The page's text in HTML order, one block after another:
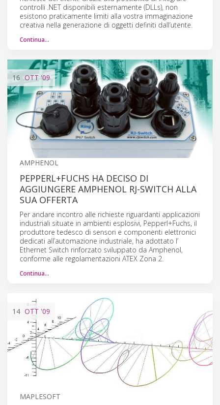
controlli .NET disponibili esternamente (DLLs), non
esistono praticamente limiti alla vostra immaginazione
creativa nella generazione di oggetti definiti dall’utente.
Continua…
16 OTT '09
AMPHENOL
PEPPERL+FUCHS HA DECISO DI
AGGIUNGERE AMPHENOL RJ-SWITCH ALLA
SUA OFFERTA
Per andare incontro alle richieste riguardanti applicazioni
industriali situate in ambienti esplosivi, Pepperl+Fuchs, il
produttore tedesco di sensori e componenti elettronici
dedicati all’automazione industriale, ha adottato l’
Ethernet Switch rinforzato sviluppato da Amphenol,
conforme alle regolamentazioni ATEX Zona 2.
Continua…
14 OTT '09
MAPLESOFT